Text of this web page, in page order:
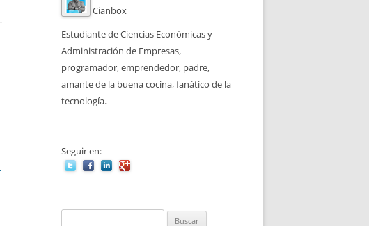
Cianbox
Estudiante de Ciencias Económicas y
Administración de Empresas,
programador, emprendedor, padre,
amante de la buena cocina, fanático de la
tecnología.
Seguir en: